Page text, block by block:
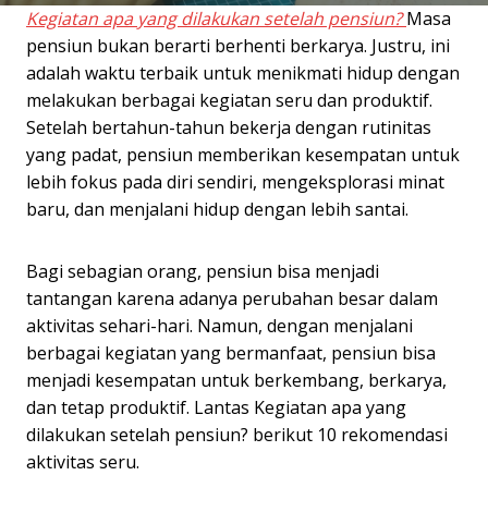
Kegiatan apa yang dilakukan setelah pensiun? Masa
pensiun bukan berarti berhenti berkarya. Justru, ini
adalah waktu terbaik untuk menikmati hidup dengan
melakukan berbagai kegiatan seru dan produktif.
Setelah bertahun-tahun bekerja dengan rutinitas
yang padat, pensiun memberikan kesempatan untuk
lebih fokus pada diri sendiri, mengeksplorasi minat
baru, dan menjalani hidup dengan lebih santai.
Bagi sebagian orang, pensiun bisa menjadi
tantangan karena adanya perubahan besar dalam
aktivitas sehari-hari. Namun, dengan menjalani
berbagai kegiatan yang bermanfaat, pensiun bisa
menjadi kesempatan untuk berkembang, berkarya,
dan tetap produktif. Lantas Kegiatan apa yang
dilakukan setelah pensiun? berikut 10 rekomendasi
aktivitas seru.